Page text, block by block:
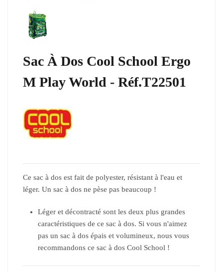
Sac À Dos Cool School Ergo
M Play World - Réf.T22501
Ce sac à dos est fait de polyester, résistant à l'eau et
léger. Un sac à dos ne pèse pas beaucoup !
Léger et décontracté sont les deux plus grandes
caractéristiques de ce sac à dos. Si vous n'aimez
pas un sac à dos épais et volumineux, nous vous
recommandons ce sac à dos Cool School !